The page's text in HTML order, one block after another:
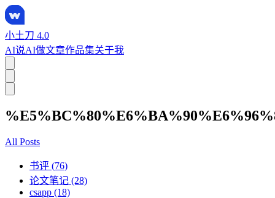
小土刀 4.0
AI说AI做文章作品集关于我
All Posts
书评 (76)
论文笔记 (28)
csapp (18)